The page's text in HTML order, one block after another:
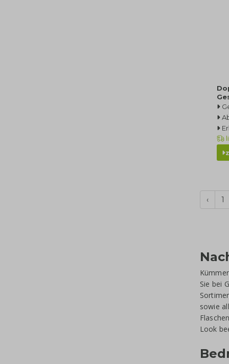
‹ 1
Sie bei
sowie
Look